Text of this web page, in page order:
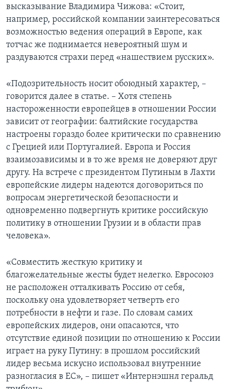
высказывание Владимира Чижова: «Стоит,
например, российской компании заинтересоваться
возможностью ведения операций в Европе, как
тотчас же поднимается невероятный шум и
раздуваются страхи перед «нашествием русских».
«Подозрительность носит обоюдный характер, –
говорится далее в статье. – Хотя степень
настороженности европейцев в отношении России
зависит от географии: балтийские государства
настроены гораздо более критически по сравнению
с Грецией или Португалией. Европа и Россия
взаимозависимы и в то же время не доверяют друг
другу. На встрече с президентом Путиным в Лахти
европейские лидеры надеются договориться по
вопросам энергетической безопасности и
одновременно подвергнуть критике российскую
политику в отношении Грузии и в области прав
человека».
«Совместить жесткую критику и
благожелательные жесты будет нелегко. Евросоюз
не расположен отталкивать Россию от себя,
поскольку она удовлетворяет четверть его
потребности в нефти и газе. По словам самих
европейских лидеров, они опасаются, что
отсутствие единой позиции по отношению к России
играет на руку Путину: в прошлом российский
лидер весьма искусно использовал внутренние
разногласия в ЕС», – пишет «Интернэшнл геральд